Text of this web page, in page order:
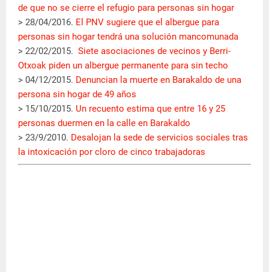
de que no se cierre el refugio para personas sin hogar
> 28/04/2016. El PNV sugiere que el albergue para
personas sin hogar tendrá una solución mancomunada
> 22/02/2015. Siete asociaciones de vecinos y Berri-
Otxoak piden un albergue permanente para sin techo
> 04/12/2015. Denuncian la muerte en Barakaldo de una
persona sin hogar de 49 años
> 15/10/2015. Un recuento estima que entre 16 y 25
personas duermen en la calle en Barakaldo
> 23/9/2010. Desalojan la sede de servicios sociales tras
la intoxicación por cloro de cinco trabajadoras